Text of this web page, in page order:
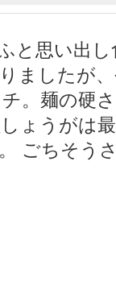
と思い出
ましたが
。麺の硬
ょうがは
ごちそう